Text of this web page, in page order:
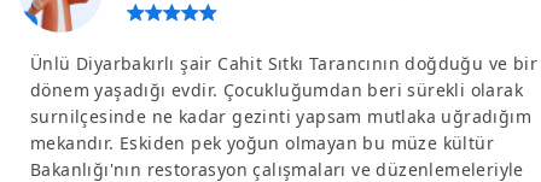
Ünlü Diyarbakırlı şair Cahit Sıtkı Tarancının doğduğu ve bir
dönem yaşadığı evdir. Çocukluğumdan beri sürekli olarak
surnilçesinde ne kadar gezinti yapsam mutlaka uğradığım
mekandır. Eskiden pek yoğun olmayan bu müze kültür
Bakanlığı'nın restorasyon çalışmaları ve düzenlemeleriyle